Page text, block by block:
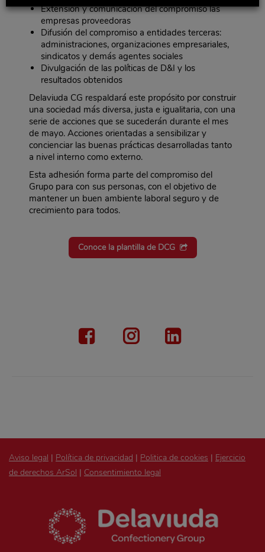
Extensión y comunicación del compromiso las
empresas proveedoras
Difusión del compromiso a entidades terceras:
administraciones, organizaciones empresariales,
sindicatos y demás agentes sociales
Divulgación de las políticas de D&I y los
resultados obtenidos
Delaviuda CG respaldará este propósito por construir
una sociedad más diversa, justa e igualitaria, con una
serie de acciones que se sucederán durante el mes
de mayo. Acciones orientadas a sensibilizar y
concienciar las buenas prácticas desarrolladas tanto
a nivel interno como externo.
Esta adhesión forma parte del compromiso del
Grupo para con sus personas, con el objetivo de
mantener un buen ambiente laboral seguro y de
crecimiento para todos.
Conoce la plantilla de DCG
Aviso legal | Política de privacidad | Politica de cookies | Ejercicio
de derechos ArSol | Consentimiento legal